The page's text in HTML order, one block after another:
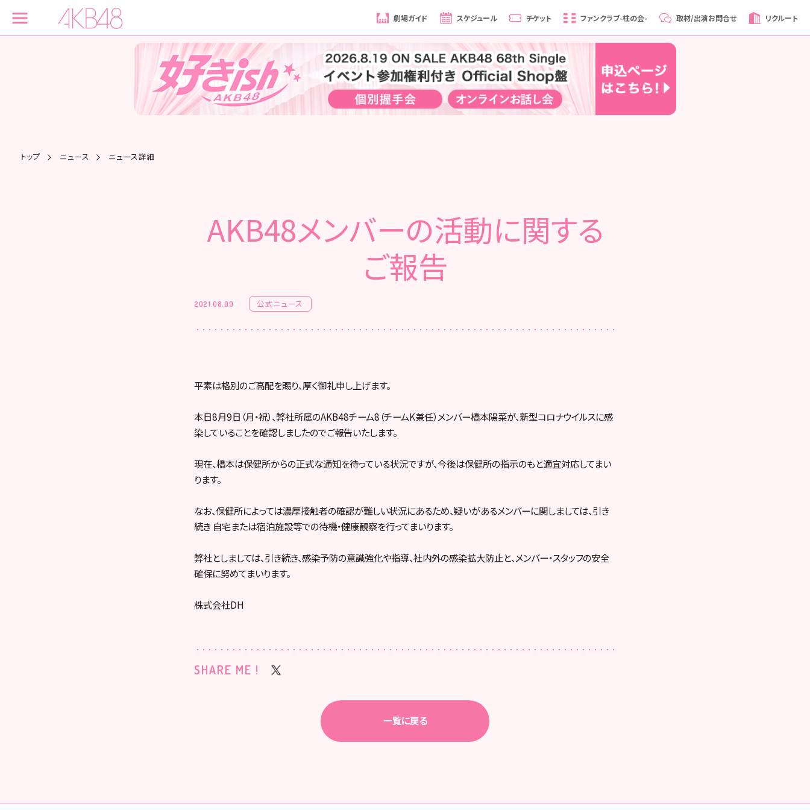
劇場ガイド スケジュール チケット ファンクラブ-柱の会- 取材/出演お問合せ リクルート
トップ ニュース ニュース詳細
AKB48メンバーの活動に関する
ご報告
2021.08.09 公式ニュース
平素は格別のご高配を賜り、厚く御礼申し上げます。
本日8月9日（月・祝）、弊社所属のAKB48チーム8（チームK兼任）メンバー橋本陽菜が、新型コロナウイルスに感
染していることを確認しましたのでご報告いたします。
現在、橋本は保健所からの正式な通知を待っている状況ですが、今後は保健所の指示のもと適宜対応してまい
ります。
なお、保健所によっては濃厚接触者の確認が難しい状況にあるため、疑いがあるメンバーに関しましては、引き
続き 自宅または宿泊施設等での待機・健康観察を行ってまいります。
弊社としましては、引き続き、感染予防の意識強化や指導、社内外の感染拡大防止と、メンバー・スタッフの安全
確保に努めてまいります。
株式会社DH
SHARE ME !
一覧に戻る